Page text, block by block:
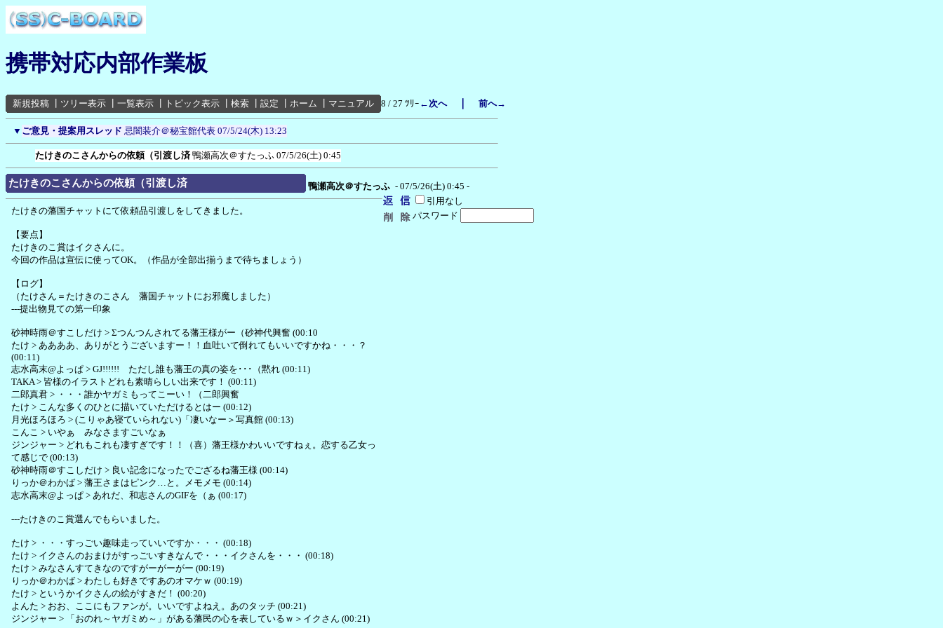
携帯対応内部作業板
新規投稿 ツリー表示 一覧表示 トピック表示 検索 設定 ホーム マニュアル 8 / 27 ﾂﾘｰ ←次へ｜ 前へ→
▼ ご意見・提案用スレッド 忌闇装介＠秘宝館代表 07/5/24(木) 13:23
たけきのこさんからの依頼（引渡し済 鴨瀬高次＠すたっふ 07/5/26(土) 0:45
たけきのこさんからの依頼（引渡し済 鴨瀬高次＠すたっふ - 07/5/26(土) 0:45 -
引用なし
パスワード
たけきの藩国チャットにて依頼品引渡しをしてきました。
【要点】
たけきのこ賞はイクさんに。
今回の作品は宣伝に使ってOK。（作品が全部出揃うまで待ちましょう）
【ログ】
（たけさん＝たけきのこさん 藩国チャットにお邪魔しました）
---提出物見ての第一印象
砂神時雨＠すこしだけ > Σつんつんされてる藩王様がー（砂神代興奮 (00:10
たけ > ああああ、ありがとうございますー！！血吐いて倒れてもいいですかね・・・？
(00:11)
志水高末@よっぱ > GJ!!!!!! ただし誰も藩王の真の姿を･･･（黙れ (00:11)
TAKA > 皆様のイラストどれも素晴らしい出来です！ (00:11)
二郎真君 > ・・・誰かヤガミもってこーい！（二郎興奮
たけ > こんな多くのひとに描いていただけるとはー (00:12)
月光ほろほろ > (こりゃあ寝ていられない)「凄いなー＞写真館 (00:13)
こんこ > いやぁ みなさますごいなぁ
ジンジャー > どれもこれも凄すぎです！！（喜）藩王様かわいいですねぇ。恋する乙女っ
て感じで (00:13)
砂神時雨＠すこしだけ > 良い記念になったでござるね藩王様 (00:14)
りっか＠わかば > 藩王さまはピンク…と。メモメモ (00:14)
志水高末@よっぱ > あれだ、和志さんのGIFを（ぁ (00:17)
---たけきのこ賞選んでもらいました。
たけ > ・・・すっごい趣味走っていいですか・・・ (00:18)
たけ > イクさんのおまけがすっごいすきなんで・・・イクさんを・・・ (00:18)
たけ > みなさんすてきなのですがーがーがー (00:19)
りっか＠わかば > わたしも好きですあのオマケｗ (00:19)
たけ > というかイクさんの絵がすきだ！ (00:20)
よんた > おお、ここにもファンが。いいですよねえ。あのタッチ (00:21)
ジンジャー > 「おのれ～ヤガミめ～」がある藩民の心を表しているｗ＞イクさん (00:21)